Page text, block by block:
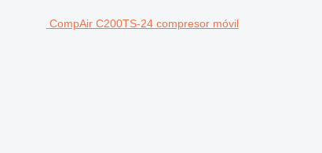
CompAir C200TS-24 compresor móvil